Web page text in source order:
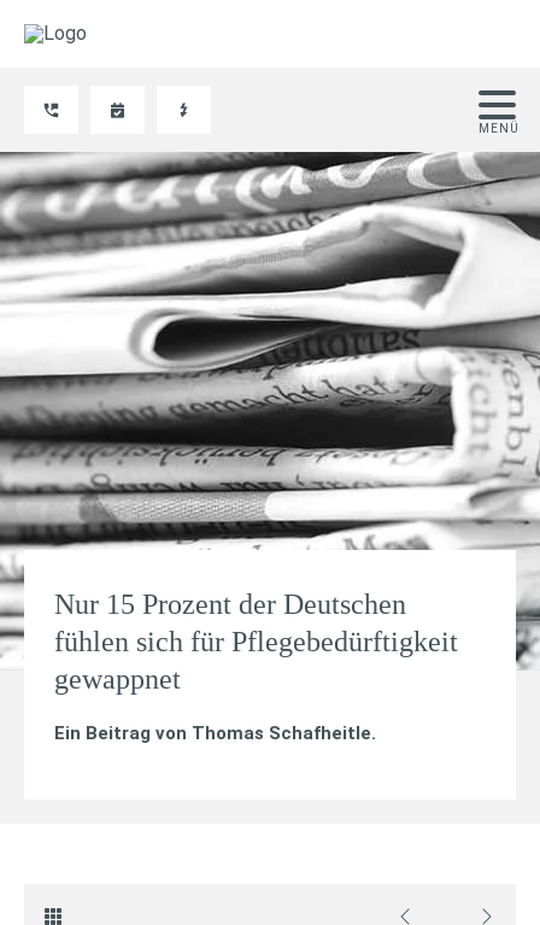
Nur 15 Prozent der Deutschen
fühlen sich für Pflegebedürftigkeit
gewappnet
Ein Beitrag von Thomas Schafheitle.